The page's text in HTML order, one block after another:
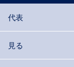
代表
見る